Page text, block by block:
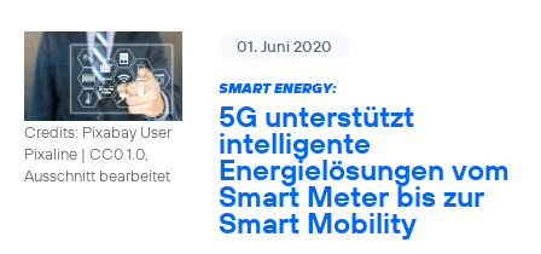
Credits: Pixabay User
Pixaline | CC0 1.0,
Ausschnitt bearbeitet
01. Juni 2020
SMART ENERGY:
5G unterstützt
intelligente
Energielösungen vom
Smart Meter bis zur
Smart Mobility